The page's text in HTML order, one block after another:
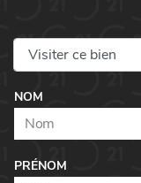
NOM
PRÉNOM